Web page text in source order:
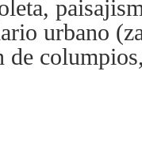
urbano
de